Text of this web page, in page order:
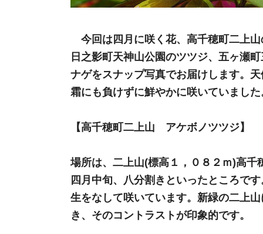
今回は四月に咲く花、高千穂町二上
日之影町天神山公園のツツジ、五ヶ瀬
ナゲをスナップ写真でお届けします。
霜にも負けずに鮮やかに咲いていました
【高千穂町二上山 アケボノツツジ】
場所は、二上山(標高１，０８２ｍ)高千
四月中旬、八分割きといったところで
生をなして咲いています。新緑の二上
き、そのコントラストが印象的です。